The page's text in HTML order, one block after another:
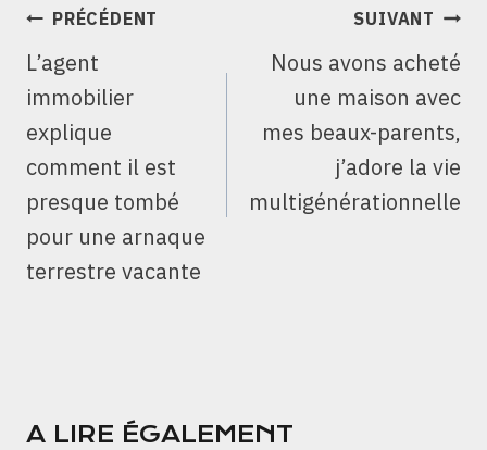
NAVIGATION
L’ARTICLE
PRÉCÉDENT
L’agent
immobilier
explique
comment il est
presque tombé
pour une arnaque
terrestre vacante
SUIVANT
Nous avons acheté
une maison avec
mes beaux-parents,
j’adore la vie
multigénérationnelle
A LIRE ÉGALEMENT